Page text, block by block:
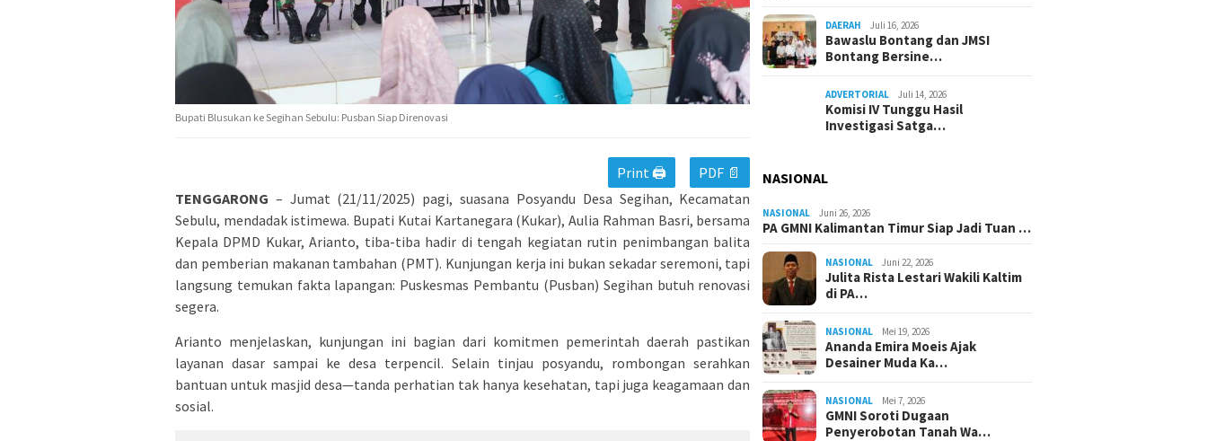
Bupati Blusukan ke Segihan Sebulu: Pusban Siap Direnovasi
Print 🖨
PDF 📄
TENGGARONG – Jumat (21/11/2025) pagi, suasana Posyandu Desa Segihan, Kecamatan
Sebulu, mendadak istimewa. Bupati Kutai Kartanegara (Kukar), Aulia Rahman Basri, bersama
Kepala DPMD Kukar, Arianto, tiba-tiba hadir di tengah kegiatan rutin penimbangan balita
dan pemberian makanan tambahan (PMT). Kunjungan kerja ini bukan sekadar seremoni, tapi
langsung temukan fakta lapangan: Puskesmas Pembantu (Pusban) Segihan butuh renovasi
segera.
Arianto menjelaskan, kunjungan ini bagian dari komitmen pemerintah daerah pastikan
layanan dasar sampai ke desa terpencil. Selain tinjau posyandu, rombongan serahkan
bantuan untuk masjid desa—tanda perhatian tak hanya kesehatan, tapi juga keagamaan dan
sosial.
DAERAH Juli 16, 2026
Bawaslu Bontang dan JMSI
Bontang Bersine…
ADVERTORIAL Juli 14, 2026
Komisi IV Tunggu Hasil
Investigasi Satga…
NASIONAL
NASIONAL Juni 26, 2026
PA GMNI Kalimantan Timur Siap Jadi Tuan …
NASIONAL Juni 22, 2026
Julita Rista Lestari Wakili Kaltim
di PA…
NASIONAL Mei 19, 2026
Ananda Emira Moeis Ajak
Desainer Muda Ka…
NASIONAL Mei 7, 2026
GMNI Soroti Dugaan
Penyerobotan Tanah Wa…